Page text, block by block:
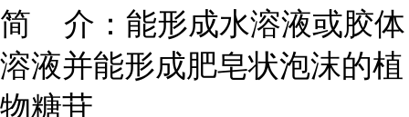
简 介：能形成水溶液或胶体
溶液并能形成肥皂状泡沫的植
物糖苷